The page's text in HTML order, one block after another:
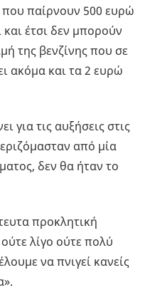
που παίρνουν 500 ευρώ
έτσι δεν μπορούν
της βενζίνης που σε
ακόμα και τα 2 ευρώ
για τις αυξήσεις στις
από μία
δεν θα ήταν το
προκλητική
λίγο ούτε πολύ
να πνιγεί κανείς